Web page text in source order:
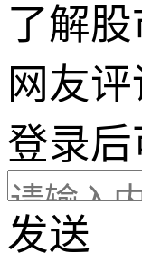
了解
网友
登录
发送